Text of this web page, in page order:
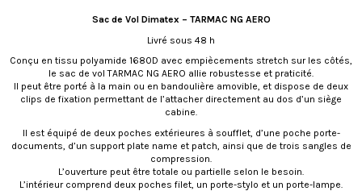
Sac de Vol Dimatex – TARMAC NG AERO
Livré sous 48 h
Conçu en tissu polyamide 1680D avec empiècements stretch sur les côtés,
le sac de vol TARMAC NG AERO allie robustesse et praticité.
Il peut être porté à la main ou en bandoulière amovible, et dispose de deux
clips de fixation permettant de l’attacher directement au dos d’un siège
cabine.
Il est équipé de deux poches extérieures à soufflet, d’une poche porte-
documents, d’un support plate name et patch, ainsi que de trois sangles de
compression.
L’ouverture peut être totale ou partielle selon le besoin.
L’intérieur comprend deux poches filet, un porte-stylo et un porte-lampe.